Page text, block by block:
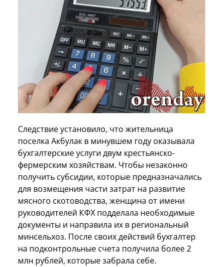
Следствие установило, что жительница
поселка Акбулак в минувшем году оказывала
бухгалтерские услуги двум крестьянско-
фермерским хозяйствам. Чтобы незаконно
получить субсидии, которые предназначались
для возмещения части затрат на развитие
мясного скотоводства, женщина от имени
руководителей КФХ подделала необходимые
документы и направила их в региональный
минсельхоз. После своих действий бухгалтер
на подконтрольные счета получила более 2
млн рублей, которые забрала себе.